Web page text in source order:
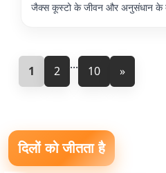
जैक्स कूस्टो के जीवन और अनुसंधान के
1 2 ... 10 »
दिलों को जीतता है